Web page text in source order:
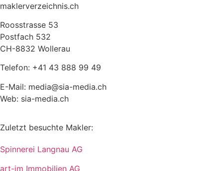
maklerverzeichnis.ch
Roosstrasse 53
Postfach 532
CH-8832 Wollerau
Telefon: +41 43 888 99 49
E-Mail: media@sia-media.ch
Web: sia-media.ch
Zuletzt besuchte Makler:
Spinnerei Langnau AG
art-im Immobilien AG